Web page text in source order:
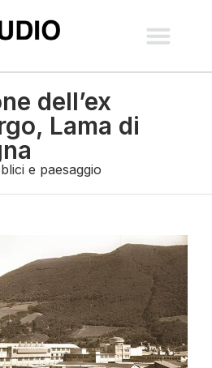
dell’ex
Lama di
e paesaggio